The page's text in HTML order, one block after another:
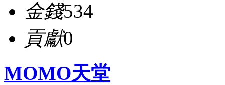
金錢534
貢獻0
MOMO天堂